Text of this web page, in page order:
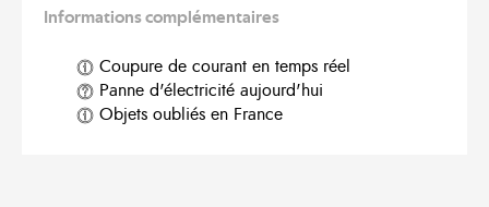
Informations complémentaires
Coupure de courant en temps réel
Panne d'électricité aujourd'hui
Objets oubliés en France